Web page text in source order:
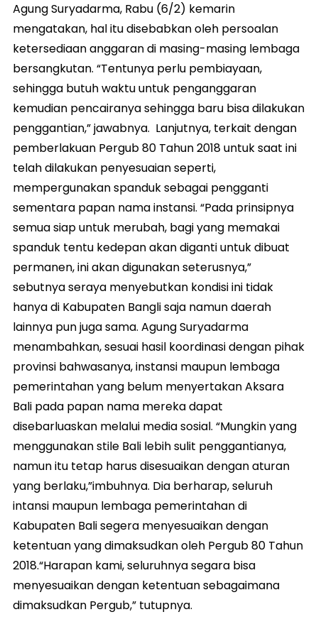
Agung Suryadarma, Rabu (6/2) kemarin
mengatakan, hal itu disebabkan oleh persoalan
ketersediaan anggaran di masing-masing lembaga
bersangkutan. “Tentunya perlu pembiayaan,
sehingga butuh waktu untuk penganggaran
kemudian pencairanya sehingga baru bisa dilakukan
penggantian,” jawabnya. Lanjutnya, terkait dengan
pemberlakuan Pergub 80 Tahun 2018 untuk saat ini
telah dilakukan penyesuaian seperti,
mempergunakan spanduk sebagai pengganti
sementara papan nama instansi. “Pada prinsipnya
semua siap untuk merubah, bagi yang memakai
spanduk tentu kedepan akan diganti untuk dibuat
permanen, ini akan digunakan seterusnya,”
sebutnya seraya menyebutkan kondisi ini tidak
hanya di Kabupaten Bangli saja namun daerah
lainnya pun juga sama. Agung Suryadarma
menambahkan, sesuai hasil koordinasi dengan pihak
provinsi bahwasanya, instansi maupun lembaga
pemerintahan yang belum menyertakan Aksara
Bali pada papan nama mereka dapat
disebarluaskan melalui media sosial. “Mungkin yang
menggunakan stile Bali lebih sulit penggantianya,
namun itu tetap harus disesuaikan dengan aturan
yang berlaku,”imbuhnya. Dia berharap, seluruh
intansi maupun lembaga pemerintahan di
Kabupaten Bali segera menyesuaikan dengan
ketentuan yang dimaksudkan oleh Pergub 80 Tahun
2018.“Harapan kami, seluruhnya segara bisa
menyesuaikan dengan ketentuan sebagaimana
dimaksudkan Pergub,” tutupnya.